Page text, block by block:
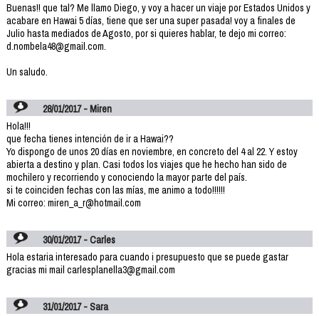
Buenas!! que tal? Me llamo Diego, y voy a hacer un viaje por Estados Unidos y
acabare en Hawai 5 días, tiene que ser una super pasada! voy a finales de
Julio hasta mediados de Agosto, por si quieres hablar, te dejo mi correo:
d.nombela48@gmail.com.
Un saludo.
28/01/2017 - Miren
Hola!!!
que fecha tienes intención de ir a Hawai??
Yo dispongo de unos 20 días en noviembre, en concreto del 4 al 22. Y estoy
abierta a destino y plan. Casi todos los viajes que he hecho han sido de
mochilero y recorriendo y conociendo la mayor parte del país.
si te coinciden fechas con las mías, me animo a todo!!!!!!
Mi correo: miren_a_r@hotmail.com
30/01/2017 - Carles
Hola estaria interesado para cuando i presupuesto que se puede gastar
gracias mi mail carlesplanella3@gmail.com
31/01/2017 - Sara